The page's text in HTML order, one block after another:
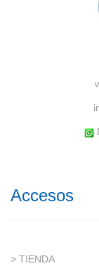
Accesos
> TIENDA